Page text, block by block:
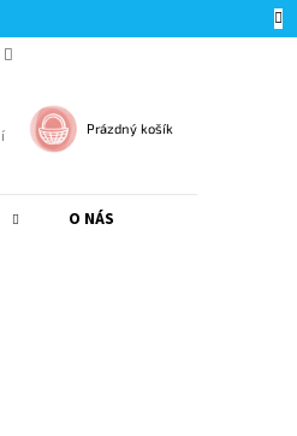
Prázdný košík
O NÁS